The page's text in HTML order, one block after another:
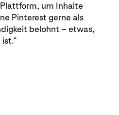
um Inhalte
Pinterest gerne als
belohnt – etwas,